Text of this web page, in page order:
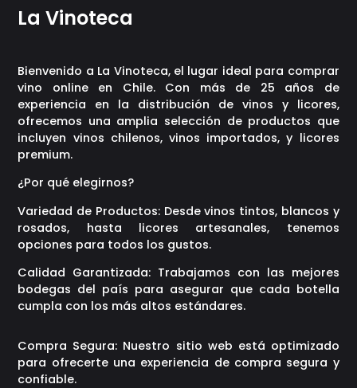
La Vinoteca
Bienvenido a La Vinoteca, el lugar ideal para comprar
vino online en Chile. Con más de 25 años de
experiencia en la distribución de vinos y licores,
ofrecemos una amplia selección de productos que
incluyen vinos chilenos, vinos importados, y licores
premium.
¿Por qué elegirnos?
Variedad de Productos: Desde vinos tintos, blancos y
rosados, hasta licores artesanales, tenemos
opciones para todos los gustos.
Calidad Garantizada: Trabajamos con las mejores
bodegas del país para asegurar que cada botella
cumpla con los más altos estándares.
Compra Segura: Nuestro sitio web está optimizado
para ofrecerte una experiencia de compra segura y
confiable.